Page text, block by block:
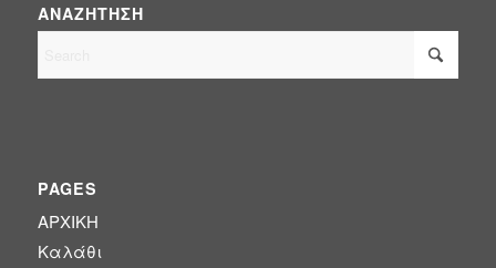
ΑΝΑΖΉΤΗΣΗ
PAGES
ΑΡΧΙΚΗ
Καλάθι